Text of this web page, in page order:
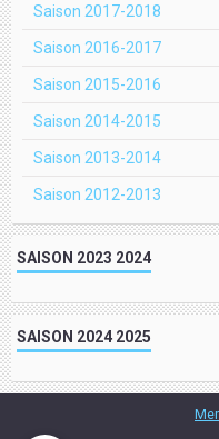
Saison 2017-2018
Saison 2016-2017
Saison 2015-2016
Saison 2014-2015
Saison 2013-2014
Saison 2012-2013
SAISON 2023 2024
SAISON 2024 2025